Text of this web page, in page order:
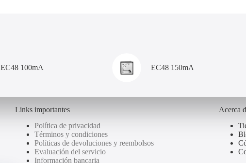
EC48 100mA EC48 150mA
Links importantes
Política de privacidad
Términos y condiciones
Políticas de devoluciones y reembolsos
Evaluación del servicio
Información bancaria
Acerca